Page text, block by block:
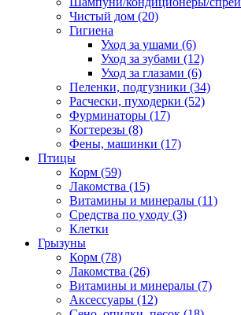
Чистый дом (20)
Гигиена
Уход за ушами (6)
Уход за зубами (12)
Уход за глазами (6)
Пеленки, подгузники (34)
Расчески, пуходерки (52)
Фурминаторы (17)
Когтерезы (8)
Фены, машинки (17)
Птицы
Корм (59)
Лакомства (15)
Витамины и минералы (11)
Средства по уходу (3)
Клетки
Грызуны
Корм (78)
Лакомства (26)
Витамины и минералы (7)
Аксессуары (12)